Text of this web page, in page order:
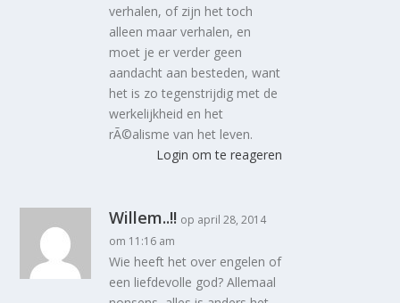
verhalen, of zijn het toch
alleen maar verhalen, en
moet je er verder geen
aandacht aan besteden, want
het is zo tegenstrijdig met de
werkelijkheid en het
rÃ©alisme van het leven.
Login om te reageren
Willem..!! op april 28, 2014
om 11:16 am
Wie heeft het over engelen of
een liefdevolle god? Allemaal